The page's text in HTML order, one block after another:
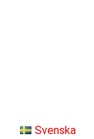
Svenska